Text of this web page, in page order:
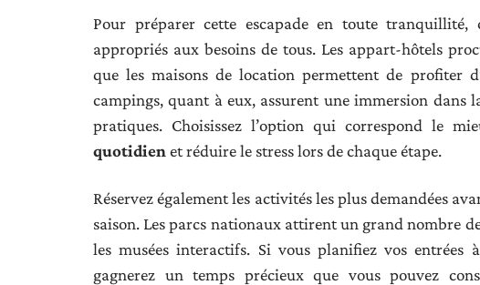
Pour préparer cette escapade en toute tranquillité,
appropriés aux besoins de tous. Les appart-hôtels
que les maisons de location permettent de profiter
campings, quant à eux, assurent une immersion
pratiques. Choisissez l’option qui correspond le
quotidien et réduire le stress lors de chaque étape.
Réservez également les activités les plus demandées
saison. Les parcs nationaux attirent un grand nombre
les musées interactifs. Si vous planifiez vos entrées
gagnerez un temps précieux que vous pouvez